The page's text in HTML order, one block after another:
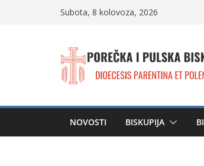
Subota, 8 kolovoza, 2026
NOVOSTI BISKUPIJA